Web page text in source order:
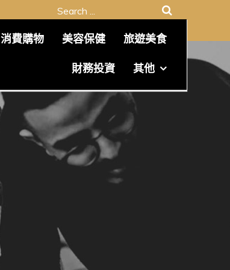
Search
消費購物 美容保健 旅遊美食
財務投資 其他